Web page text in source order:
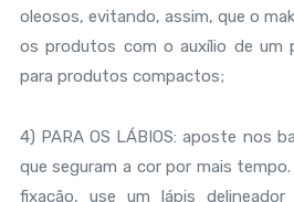
oleosos, evitando, assim, que o
os produtos com o auxílio de um
para produtos compactos;
4) PARA OS LÁBIOS: aposte nos
que seguram a cor por mais
fixação, use um lápis